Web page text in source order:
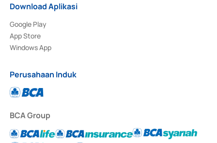
Download Aplikasi
Google Play
App Store
Windows App
Perusahaan Induk
BCA Group